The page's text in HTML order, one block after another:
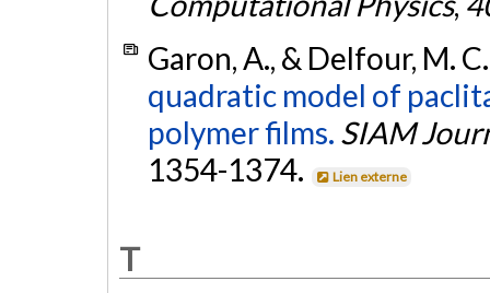
Garon, A., & Delfour, M.
quadratic model of
polymer films. SIAM
1354-1374.
Lien externe
T